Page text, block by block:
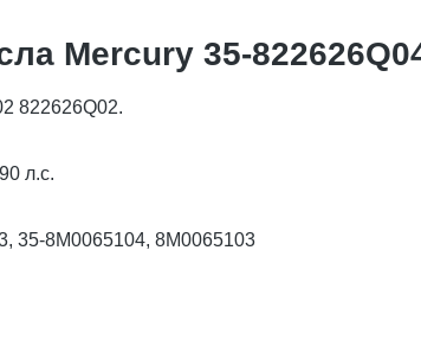
Mercury 35-
822626Q02.
л.с.
35-8M0065104, 8M0065103